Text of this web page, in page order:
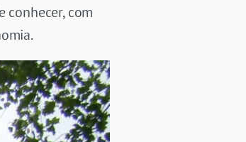
conhecer, com